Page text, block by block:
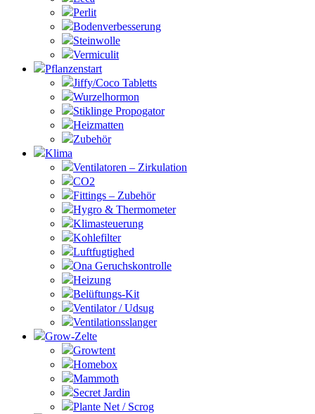
Perlit
Bodenverbesserung
Steinwolle
Vermiculit
Pflanzenstart
Jiffy/Coco Tabletts
Wurzelhormon
Stiklinge Propogator
Heizmatten
Zubehör
Klima
Ventilatoren – Zirkulation
CO2
Fittings – Zubehör
Hygro & Thermometer
Klimasteuerung
Kohlefilter
Luftfugtighed
Ona Geruchskontrolle
Heizung
Belüftungs-Kit
Ventilator / Udsug
Ventilationsslanger
Grow-Zelte
Growtent
Homebox
Mammoth
Secret Jardin
Plante Net / Scrog